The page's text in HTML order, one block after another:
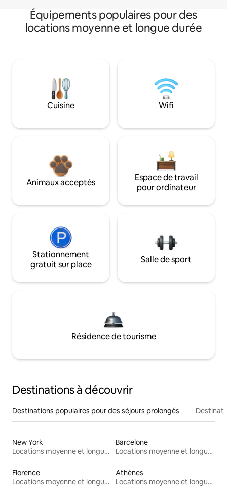
Équipements populaires pour des
locations moyenne et longue durée
Cuisine Wifi
Animaux acceptés
Espace de travail
pour ordinateur
Stationnement
gratuit sur place
Salle de sport
Résidence de tourisme
Destinations à découvrir
Destinations populaires pour des séjours prolongés
New York
Locations moyenne et longue durée
Barcelone
Locations moyenne et longue durée
Florence
Locations moyenne et longue durée
Athènes
Locations moyenne et longue durée